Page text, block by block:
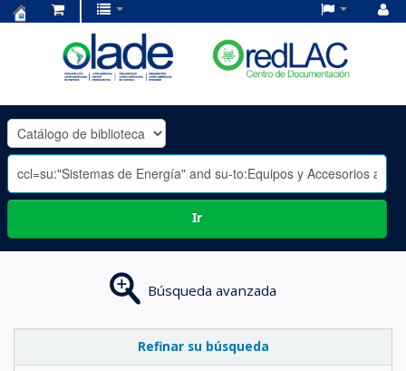
OLADE
-
Ir
Búsqueda avanzada
Refinar su búsqueda